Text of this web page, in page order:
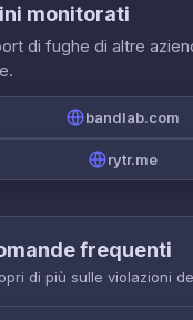
monitorati
di fughe di altre
bandlab.com
rytr.me
frequenti
di più sulle violazioni